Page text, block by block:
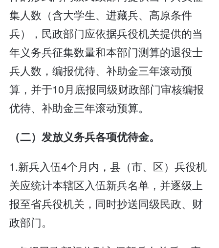
集人数（含大学生、进藏兵、高原条件
兵），民政部门应依据兵役机关提供的当
年义务兵征集数量和本部门测算的退役士
兵人数，编报优待、补助金三年滚动预
算，并于10月底报同级财政部门审核编报
优待、补助金三年滚动预算。
（二）发放义务兵各项优待金。
1.新兵入伍4个月内，县（市、区）兵役机
关应统计本辖区入伍新兵名单，并逐级上
报至省兵役机关，同时抄送同级民政、财
政部门。